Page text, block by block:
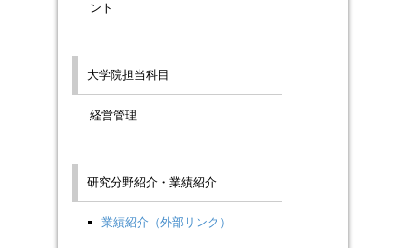
ント
大学院担当科目
経営管理
研究分野紹介・業績紹介
業績紹介（外部リンク）